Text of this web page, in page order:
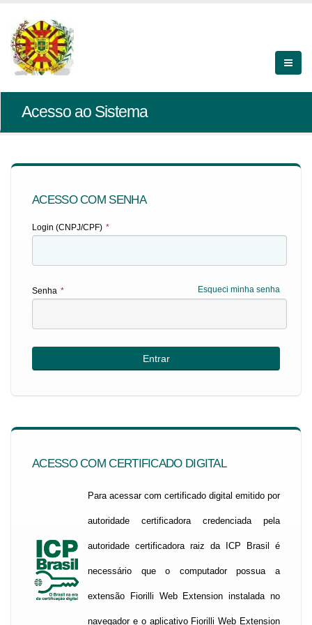
Acesso ao Sistema
ACESSO COM SENHA
Login (CNPJ/CPF) *
Esqueci minha senha
Senha *
ACESSO COM CERTIFICADO DIGITAL
Para acessar com certificado digital emitido por
autoridade certificadora credenciada pela
autoridade certificadora raiz da ICP Brasil é
necessário que o computador possua a
extensão Fiorilli Web Extension instalada no
navegador e o aplicativo Fiorilli Web Extension